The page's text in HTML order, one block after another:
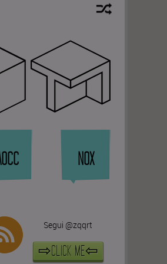
NOX
Segui @zqqrt
⇨CLICK ME⇦